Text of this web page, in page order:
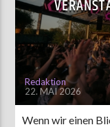
AKTUELLE SENDUNG
MOEBIUS
00:00
Redaktion
22. MAI 2026
Wenn wir einen